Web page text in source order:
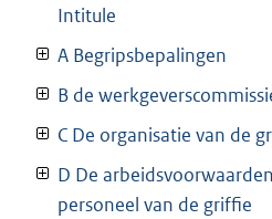
Intitule
A Begripsbepalingen
B de
C De organisatie van de
D De
personeel van de griffie